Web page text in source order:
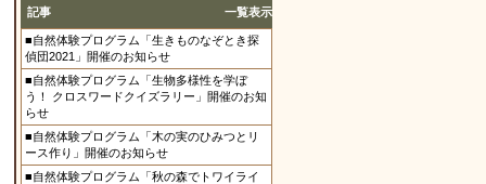
記事 一覧表示
■自然体験プログラム「生きものなぞとき探
偵団2021」開催のお知らせ
■自然体験プログラム「生物多様性を学ぼ
う！ クロスワードクイズラリー」開催のお知
らせ
■自然体験プログラム「木の実のひみつとリ
ース作り」開催のお知らせ
■自然体験プログラム「秋の森でトワイライ